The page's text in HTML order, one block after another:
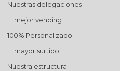
Nuestras delegaciones
El mejor vending
100% Personalizado
El mayor surtido
Nuestra estructura